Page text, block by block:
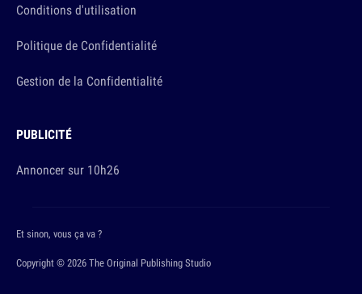
Conditions d'utilisation
Politique de Confidentialité
Gestion de la Confidentialité
PUBLICITÉ
Annoncer sur 10h26
Copyright © 2026 The Original Publishing Studio
Et sinon, vous ça va ?